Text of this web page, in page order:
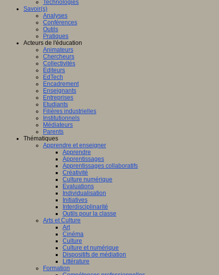
Technologies
Savoir(s)
Analyses
Conférences
Outils
Pratiques
Acteurs de l'éducation
Animateurs
Chercheurs
Collectivités
Editeurs
EdTech
Encadrement
Enseignants
Entreprises
Etudiants
Filières industrielles
Institutionnels
Médiateurs
Parents
Thématiques
Apprendre et enseigner
Apprendre
Apprentissages
Apprentissages collaboratifs
Créativité
Culture numérique
Evaluations
Individualisation
Initiatives
Interdisciplinarité
Outils pour la classe
Arts et Culture
Art
Cinéma
Culture
Culture et numérique
Dispositifs de médiation
Littérature
Formation